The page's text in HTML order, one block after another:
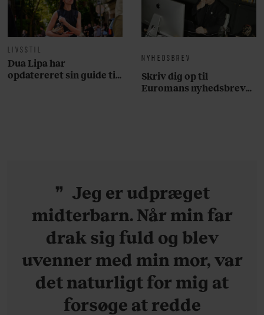
LIVSSTIL
Dua Lipa har
opdatereret sin guide til
NYHEDSBREV
Skriv dig op til
Euromans nyhedsbrev
Jeg er udpræget
midterbarn. Når min far
drak sig fuld og blev
uvenner med min mor, var
det naturligt for mig at
forsøge at redde